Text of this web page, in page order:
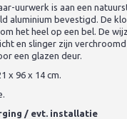
uurwerk is aan een
aluminium bevestigd. De
het heel op een bel. De
en slinger zijn
een glazen deur.
x 96 x 14 cm.
/ evt. installatie